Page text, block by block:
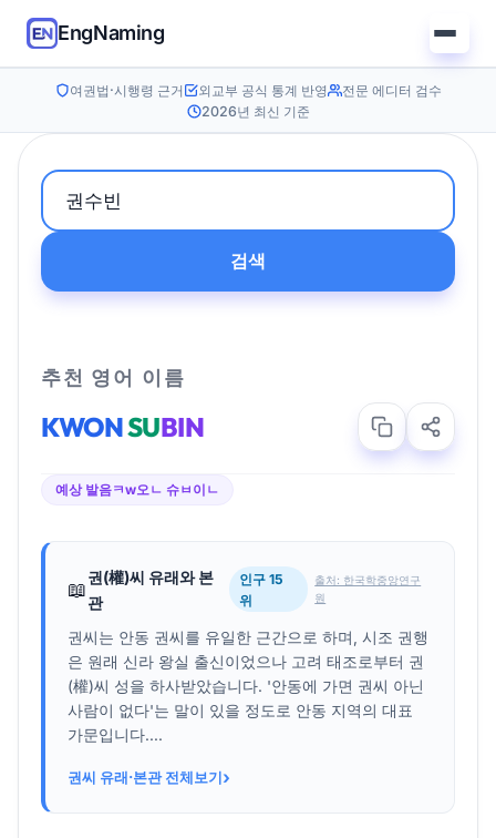
EngNaming
여권법·시행령 근거 외교부 공식 통계 반영
전문 에디터 검수
2026년 최신 기준
검색
추천 영어 이름
KWONSUBIN
예상 발음ㅋw오ㄴ 슈ㅂ이ㄴ
📖
권(權)씨 유래와 본
관
인구 15
위
출처: 한국학중앙연구
원
권씨는 안동 권씨를 유일한 근간으로 하며, 시조 권행
은 원래 신라 왕실 출신이었으나 고려 태조로부터 권
(權)씨 성을 하사받았습니다. '안동에 가면 권씨 아닌
사람이 없다'는 말이 있을 정도로 안동 지역의 대표
가문입니다....
권씨 유래·본관 전체보기›